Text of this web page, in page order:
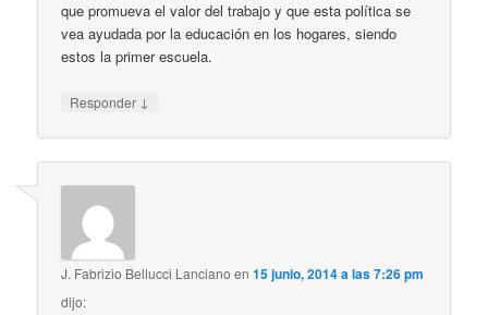
que promueva el valor del trabajo y que esta política se
vea ayudada por la educación en los hogares, siendo
estos la primer escuela.
Responder ↓
J. Fabrizio Bellucci Lanciano en15 junio, 2014 a las 7:26 pm
dijo: